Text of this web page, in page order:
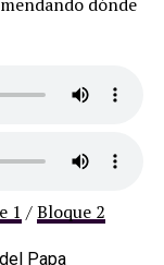
1 /Bloque 2